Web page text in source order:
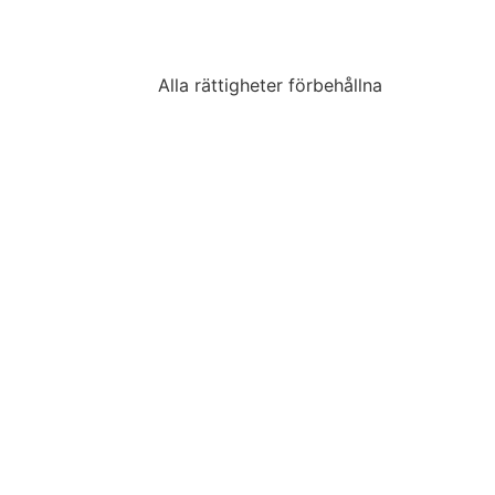
Alla rättigheter förbehållna